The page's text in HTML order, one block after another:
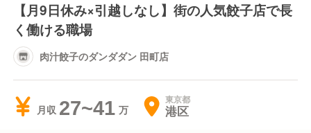
【月9日休み×引越しなし】街の人気餃子店で長
く働ける職場
肉汁餃子のダンダダン 田町店
月収 27~41 東京都
港区